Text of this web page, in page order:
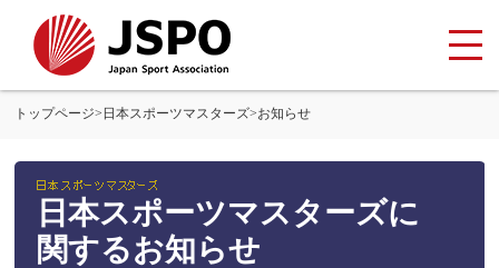
トップページ> 日本スポーツマスターズ>お知らせ
日本スポーツマスターズに
関するお知らせ